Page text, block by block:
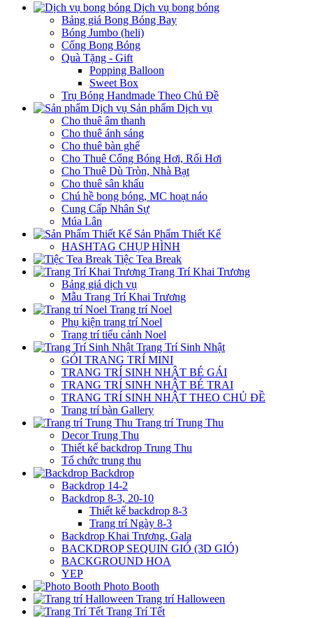
Dịch vụ bong bóng
Bảng giá Bong Bóng Bay
Bóng Jumbo (heli)
Cổng Bong Bóng
Quà Tặng - Gift
Popping Balloon
Sweet Box
Trụ Bóng Handmade Theo Chủ Đề
Sản phẩm Dịch vụ
Cho thuê âm thanh
Cho thuê ánh sáng
Cho thuê bàn ghế
Cho Thuê Cổng Bóng Hơi, Rối Hơi
Cho Thuê Dù Tròn, Nhà Bạt
Cho thuê sân khấu
Chú hề bong bóng, MC hoạt náo
Cung Cấp Nhân Sự
Múa Lân
Sản Phẩm Thiết Kế
HASHTAG CHỤP HÌNH
Tiệc Tea Break
Trang Trí Khai Trương
Bảng giá dịch vụ
Mẫu Trang Trí Khai Trương
Trang trí Noel
Phụ kiện trang trí Noel
Trang trí tiểu cảnh Noel
Trang Trí Sinh Nhật
GÓI TRANG TRÍ MINI
TRANG TRÍ SINH NHẬT BÉ GÁI
TRANG TRÍ SINH NHẬT BÉ TRAI
TRANG TRÍ SINH NHẬT THEO CHỦ ĐỀ
Trang trí bàn Gallery
Trang trí Trung Thu
Decor Trung Thu
Thiết kế backdrop Trung Thu
Tổ chức trung thu
Backdrop
Backdrop 14-2
Backdrop 8-3, 20-10
Thiết kế backdrop 8-3
Trang trí Ngày 8-3
Backdrop Khai Trương, Gala
BACKDROP SEQUIN GIÓ (3D GIÓ)
BACKGROUND HOA
YEP
Photo Booth
Trang trí Halloween
Trang Trí Tết